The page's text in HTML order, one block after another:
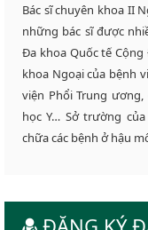
Bác sĩ chuyên khoa II
những bác sĩ được
Đa khoa Quốc tế
khoa Ngoại của bệnh
viện Phổi Trung
học Y… Sở trường
chữa các bệnh ở hậu